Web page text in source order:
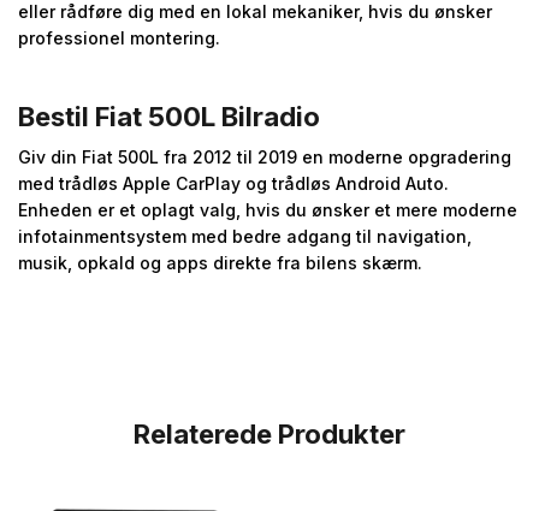
eller rådføre dig med en lokal mekaniker, hvis du ønsker
professionel montering.
Bestil Fiat 500L Bilradio
Giv din Fiat 500L fra 2012 til 2019 en moderne opgradering
med trådløs Apple CarPlay og trådløs Android Auto.
Enheden er et oplagt valg, hvis du ønsker et mere moderne
infotainmentsystem med bedre adgang til navigation,
musik, opkald og apps direkte fra bilens skærm.
Relaterede Produkter